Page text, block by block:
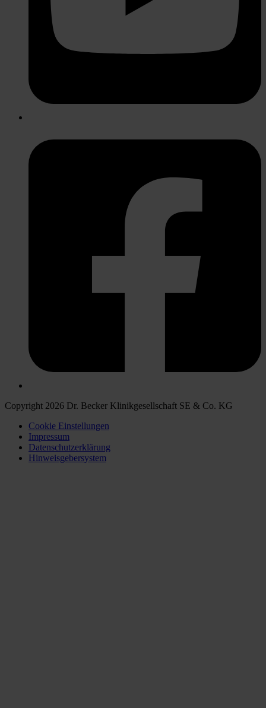
Copyright 2026 Dr. Becker Klinikgesellschaft SE & Co. KG
Cookie Einstellungen
Impressum
Datenschutzerklärung
Hinweisgebersystem